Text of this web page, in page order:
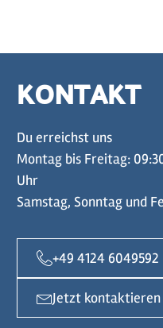
KONTAKT
Du erreichst uns
Montag bis Freitag:
Uhr
Samstag, Sonntag und
+49 4124 6049592
Jetzt kontaktieren